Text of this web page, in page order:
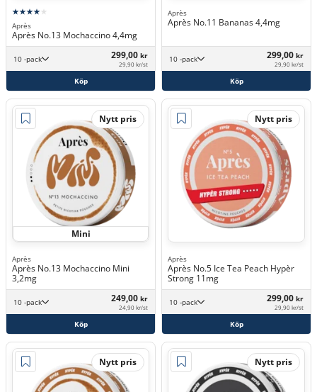
Après
Après No.13 Mochaccino 4,4mg
10 -pack 299,00 kr
29,90 kr/st
Köp
Après
Après No.11 Bananas 4,4mg
10 -pack 299,00 kr
29,90 kr/st
Köp
Nytt pris
Mini
Après
Après No.13 Mochaccino Mini
3,2mg
10 -pack 249,00 kr
24,90 kr/st
Köp
Nytt pris
Après
Après No.5 Ice Tea Peach Hypèr
Strong 11mg
10 -pack 299,00 kr
29,90 kr/st
Köp
Nytt pris Nytt pris